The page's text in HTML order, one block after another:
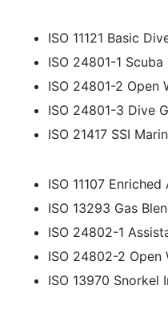
ISO 11121 Basic
ISO 24801-1 Scuba
ISO 24801-2 Open
ISO 24801-3 Dive
ISO 21417 SSI
ISO 11107
ISO 13293 Gas
ISO 24802-1
ISO 24802-2 Open
ISO 13970 Snorkel